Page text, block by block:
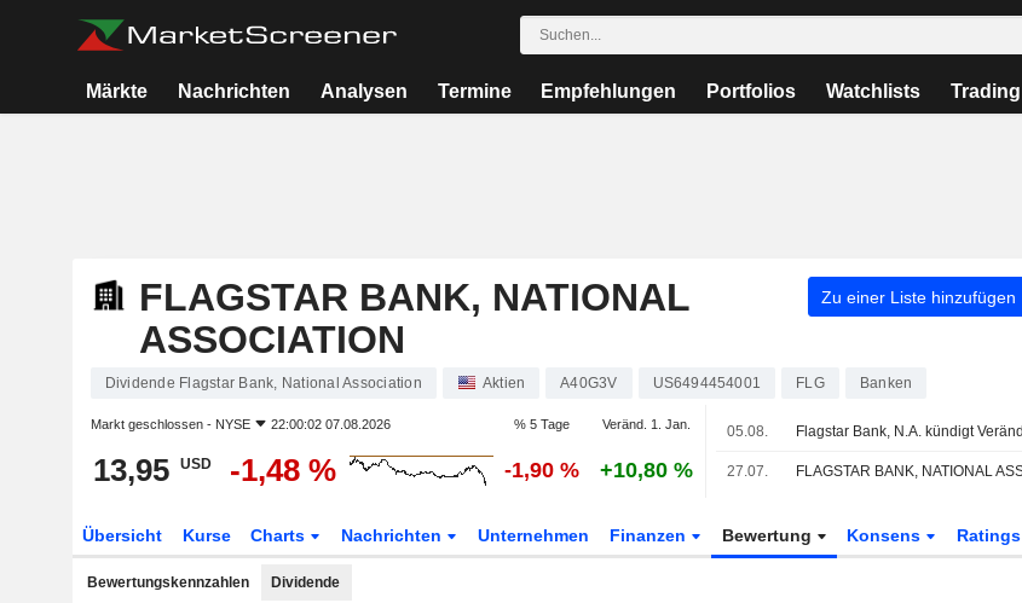
Märkte Nachrichten Analysen Termine Empfehlungen Portfolios Watchlists Trading
FLAGSTAR BANK, NATIONAL
ASSOCIATION
Zu einer Liste hinzufügen
Dividende Flagstar Bank, National Association Aktien A40G3V US6494454001 FLG Banken
Markt geschlossen - NYSE 22:00:02 07.08.2026 % 5 Tage Veränd. 1. Jan.
13,95 USD -1,48 % -1,90 % +10,80 %
05.08.
27.07.
Übersicht Kurse Charts Nachrichten Unternehmen Finanzen Bewertung Konsens Ratings
Bewertungskennzahlen Dividende